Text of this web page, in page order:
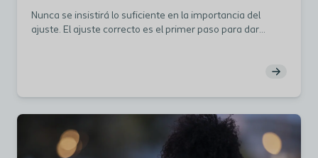
Nunca se insistirá lo suficiente en la importancia del
ajuste. El ajuste correcto es el primer paso para dar
para evitar el círculo de fugas y problemas de la piel. Pero
creemos que hay 5 retos que hay que superar para que
un dispositivo se ajuste correctamente.